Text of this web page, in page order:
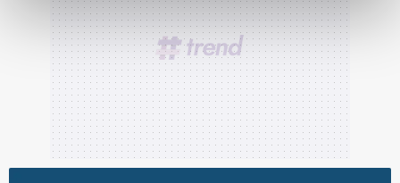
kalemimiz olduğunu sizlere hatırlatmak isteriz.
Her halükârda, kullanıcılar, bu çerezlere izin vermedikleri
takdirde, kullanıcılara hedefli reklamlar
gösterilmeyecektir."
Sizlere daha iyi bir hizmet sunabilmek için İnternet